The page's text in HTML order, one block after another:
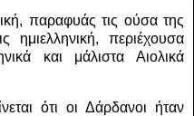
παραφυάς τις ούσα της
ημιελληνική, περιέχουσα
και μάλιστα Αιολικά
ότι οι Δάρδανοι ήταν